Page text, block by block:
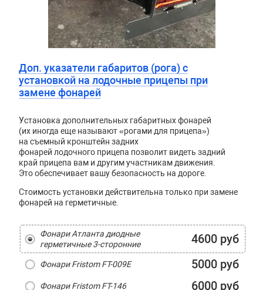
Доп. указатели габаритов (рога) с
установкой на лодочные прицепы при
замене фонарей
Установка дополнительных габаритных фонарей
(их иногда еще называют «рогами для прицепа»)
на съемный кронштейн задних
фонарей лодочного прицепа позволит видеть задний
край прицепа вам и другим участникам движения.
Это обеспечивает вашу безопасность на дороге.
Стоимость установки действительна только при замене
фонарей на герметичные.
Фонари Атланта диодные
герметичные 3-сторонние
4600 руб
Фонари Fristom FT-009E 5000 руб
Фонари Fristom FT-146 6000 руб